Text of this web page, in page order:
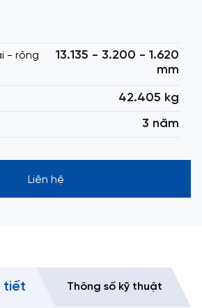
- rộng
13.135 - 3.200 - 1.620
mm
42.405 kg
3 năm
Liên hệ
tiết Thông số kỹ thuật